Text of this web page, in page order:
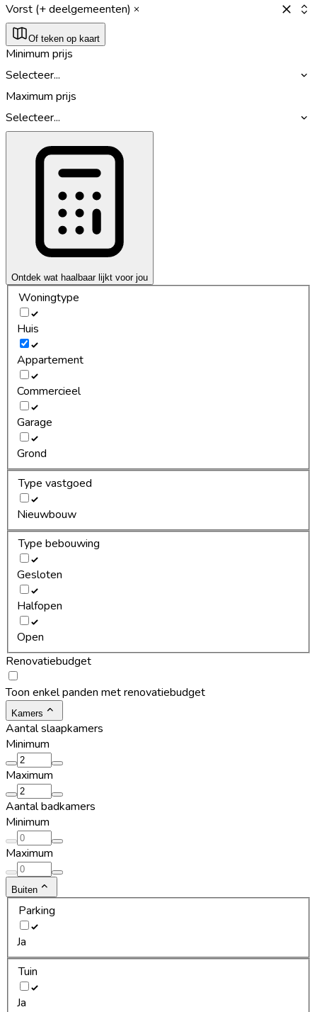
Vorst (+ deelgemeenten)
Of teken op kaart
Minimum prijs
Selecteer...
Maximum prijs
Selecteer...
Ontdek wat haalbaar lijkt voor jou
Woningtype
Huis
Appartement
Commercieel
Garage
Grond
Type vastgoed
Nieuwbouw
Type bebouwing
Gesloten
Halfopen
Open
Renovatiebudget
Toon enkel panden met renovatiebudget
Kamers
Aantal slaapkamers
Minimum
Maximum
Aantal badkamers
Minimum
Maximum
Buiten
Parking
Ja
Tuin
Ja